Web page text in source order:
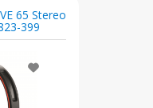
65 Stereo
399